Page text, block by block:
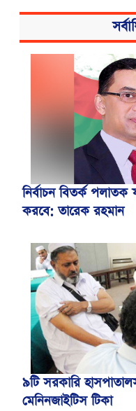
নির্বাচন বিতর্ক পলাতক
করবে: তারেক রহমান
৯টি সরকারি
মেনিনজাইটিস টিকা